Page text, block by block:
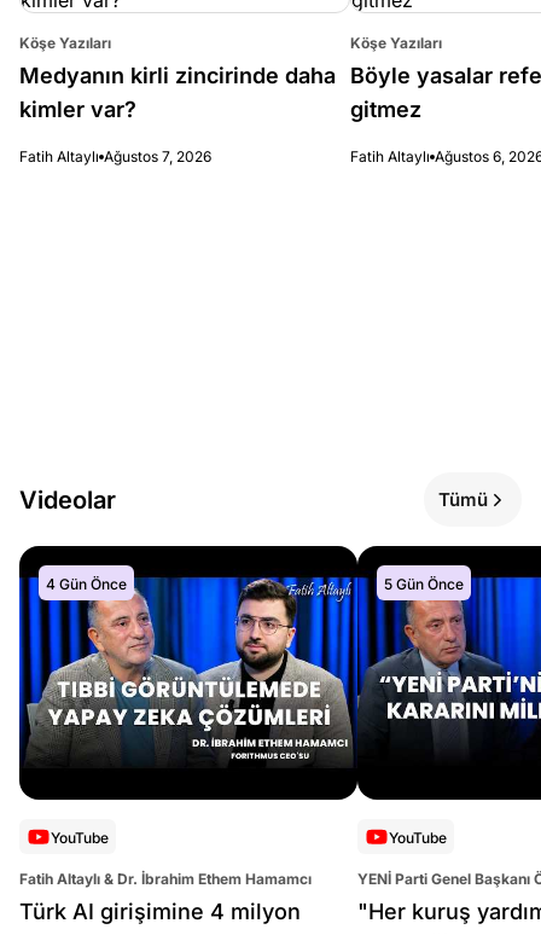
Köşe Yazıları
Medyanın kirli zincirinde daha
kimler var?
Fatih Altaylı Ağustos 7, 2026
Köşe Yazıları
Böyle yasalar
gitmez
Fatih Altaylı Ağustos 6,
Videolar Tümü
4 Gün Önce
YouTube
Fatih Altaylı & Dr. İbrahim Ethem Hamamcı
Türk AI girişimine 4 milyon
5 Gün Önce
YouTube
YENİ Parti Genel Başkanı
Altaylı
"Her kuruş